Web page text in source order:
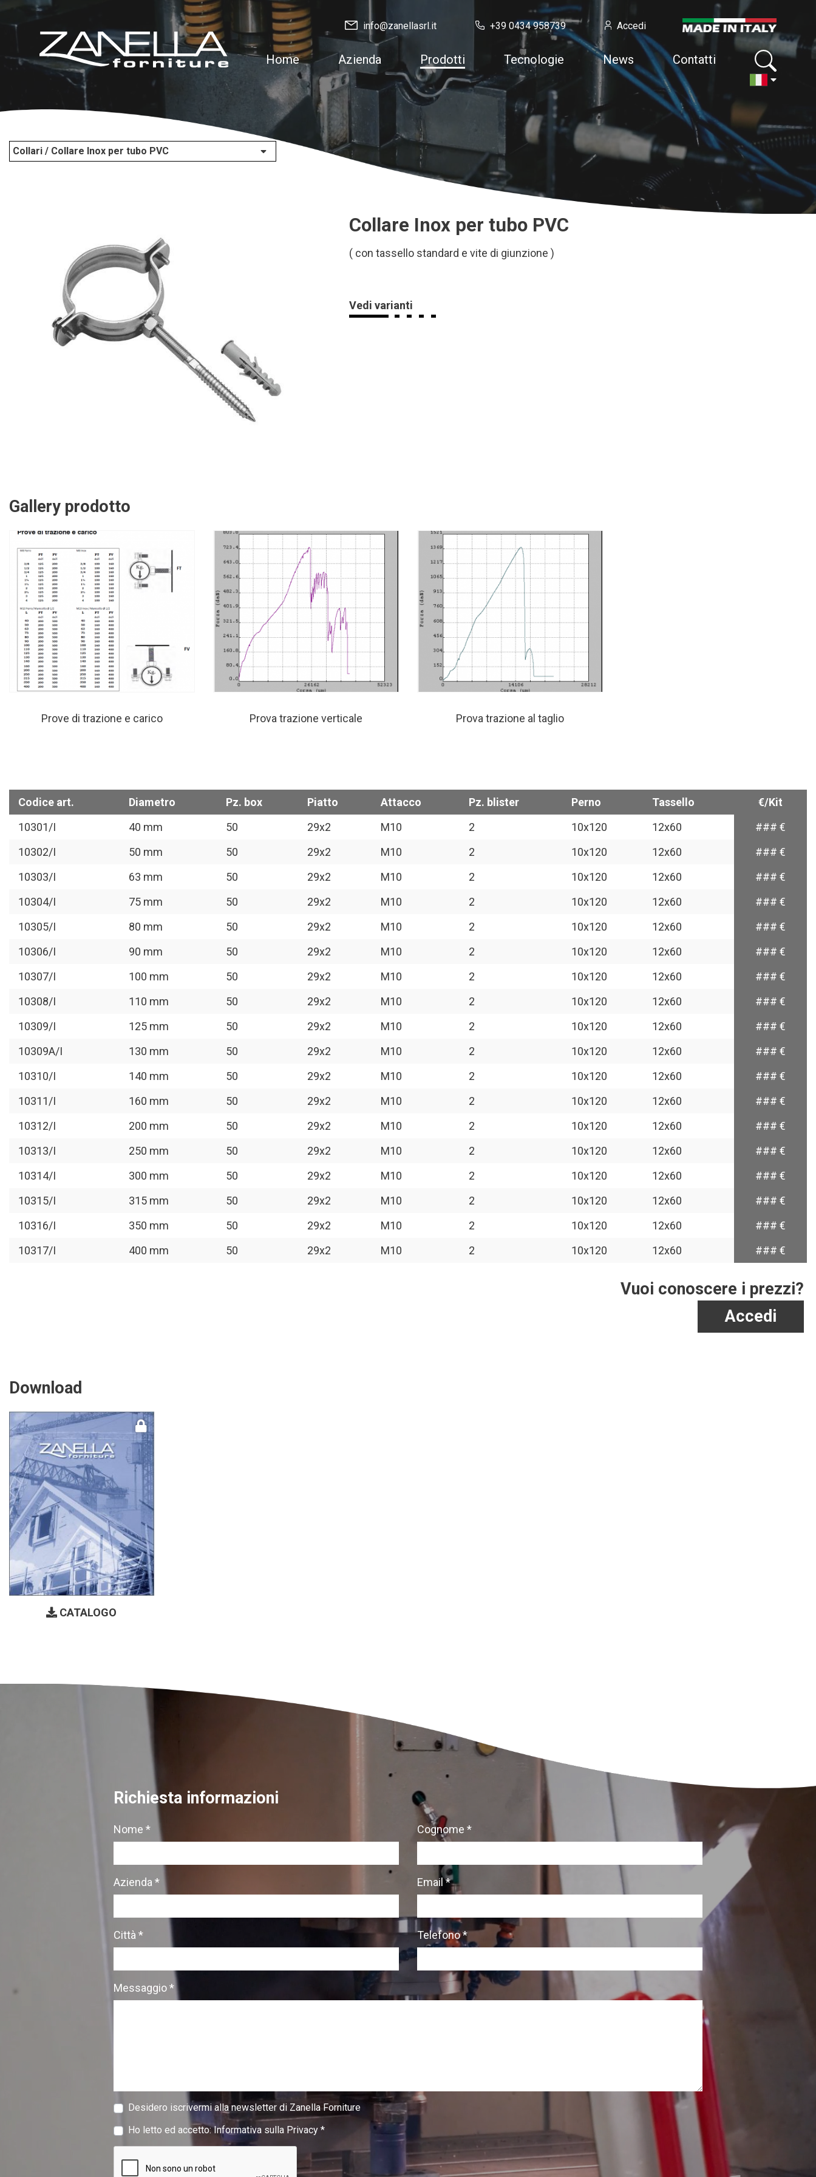
info@zanellasrl.it +39 0434 958739 Accedi
Home Azienda Prodotti Tecnologie News Contatti
Collari / Collare Inox per tubo PVC
Collare Inox per tubo PVC
( con tassello standard e vite di giunzione )
Vedi varianti
Gallery prodotto
Prove di trazione e carico Prova trazione verticale Prova trazione al taglio
Codice art. Diametro Pz. box Piatto Attacco Pz. blister Perno Tassello
€/Kit
10301/I
40 mm 50 29x2 M10 2 10x120 12x60
### €
10302/I
50 mm 50 29x2 M10 2 10x120 12x60
### €
10303/I
63 mm 50 29x2 M10 2 10x120 12x60
### €
10304/I
75 mm 50 29x2 M10 2 10x120 12x60
### €
10305/I
80 mm 50 29x2 M10 2 10x120 12x60
### €
10306/I
90 mm 50 29x2 M10 2 10x120 12x60
### €
10307/I
100 mm 50 29x2 M10 2 10x120 12x60
### €
10308/I
110 mm 50 29x2 M10 2 10x120 12x60
### €
10309/I
125 mm 50 29x2 M10 2 10x120 12x60
### €
10309A/I
130 mm 50 29x2 M10 2 10x120 12x60
### €
10310/I
140 mm 50 29x2 M10 2 10x120 12x60
### €
10311/I
160 mm 50 29x2 M10 2 10x120 12x60
### €
10312/I
200 mm 50 29x2 M10 2 10x120 12x60
### €
10313/I
250 mm 50 29x2 M10 2 10x120 12x60
### €
10314/I
300 mm 50 29x2 M10 2 10x120 12x60
### €
10315/I
315 mm 50 29x2 M10 2 10x120 12x60
### €
10316/I
350 mm 50 29x2 M10 2 10x120 12x60
### €
10317/I
400 mm 50 29x2 M10 2 10x120 12x60 ### €
Vuoi conoscere i prezzi?
Accedi
Download
CATALOGO
Richiesta informazioni
Nome * Cognome *
Azienda * Email *
Città * Telefono *
Messaggio *
Desidero iscrivermi alla newsletter di Zanella Forniture
Ho letto ed accetto:Informativa sulla Privacy *